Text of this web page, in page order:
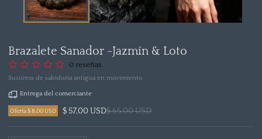
Brazalete Sanador -Jazmín & Loto
0 reseñas
Susurros de sabiduría antigua en movimiento
Entrega del comerciante
$ 57,00 USD$ 65,00 USD
Oferta $ 8,00 USD